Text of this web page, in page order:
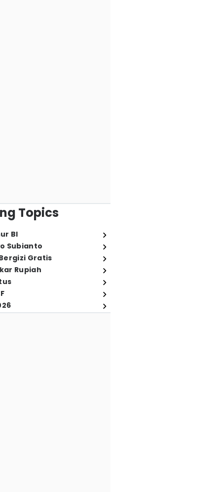
Topics
BI
Subianto
Gratis
Rupiah